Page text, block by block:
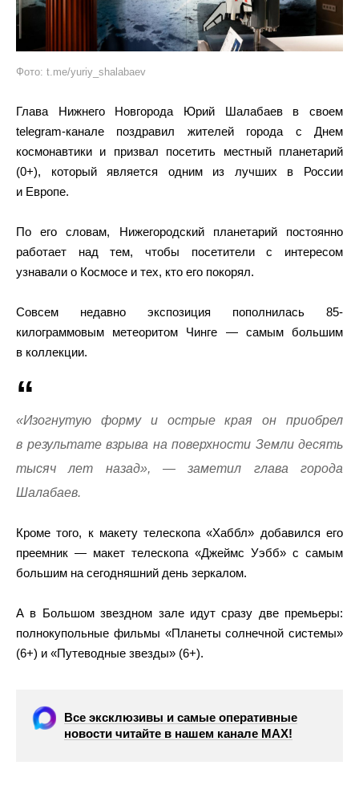
Фото: t.me/yuriy_shalabaev
Глава Нижнего Новгорода Юрий Шалабаев в своем
telegram-канале поздравил жителей города с Днем
космонавтики и призвал посетить местный планетарий
(0+), который является одним из лучших в России
и Европе.
По его словам, Нижегородский планетарий постоянно
работает над тем, чтобы посетители с интересом
узнавали о Космосе и тех, кто его покорял.
Совсем недавно экспозиция пополнилась 85-
килограммовым метеоритом Чинге — самым большим
в коллекции.
«Изогнутую форму и острые края он приобрел
в результате взрыва на поверхности Земли десять
тысяч лет назад», — заметил глава города
Шалабаев.
Кроме того, к макету телескопа «Хаббл» добавился его
преемник — макет телескопа «Джеймс Уэбб» с самым
большим на сегодняшний день зеркалом.
А в Большом звездном зале идут сразу две премьеры:
полнокупольные фильмы «Планеты солнечной системы»
(6+) и «Путеводные звезды» (6+).
Все эксклюзивы и самые оперативные
новости читайте в нашем канале МАХ!